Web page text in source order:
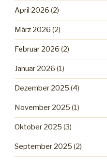
April 2026 (2)
März 2026 (2)
Februar 2026 (2)
Januar 2026 (1)
Dezember 2025 (4)
November 2025 (1)
Oktober 2025 (3)
September 2025 (2)